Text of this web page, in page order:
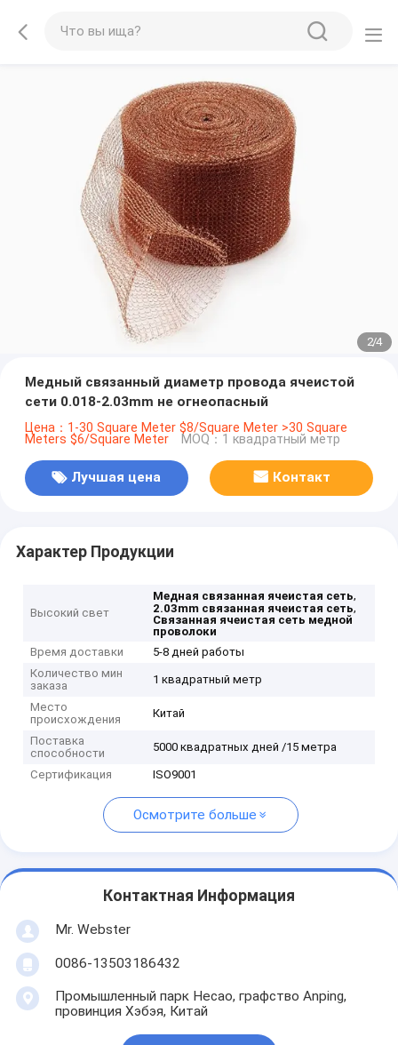
2/4
Медный связанный диаметр провода ячеистой
сети 0.018-2.03mm не огнеопасный
Цена：1-30 Square Meter $8/Square Meter >30 Square
Meters $6/Square Meter MOQ：1 квадратный метр
Лучшая цена Контакт
Характер Продукции
Высокий свет
Медная связанная ячеистая сеть,
2.03mm связанная ячеистая сеть,
Связанная ячеистая сеть медной
проволоки
Время доставки
5-8 дней работы
Количество мин
заказа
1 квадратный метр
Место
происхождения
Китай
Поставка
способности
5000 квадратных дней /15 метра
Сертификация ISO9001
Осмотрите больше
Контактная Информация
Mr. Webster
0086-13503186432
Промышленный парк Hecao, графство Anping,
провинция Хэбэя, Китай